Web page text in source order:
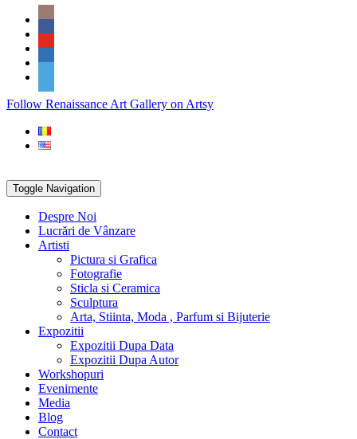
Skip
content
Social
Icons
PARTENER
Follow Renaissance Art Gallery on Artsy
Toggle Navigation
Despre Noi
Lucrări de Vânzare
Artisti
Pictura si Grafica
Fotografie
Sticla si Ceramica
Sculptura
Arta, Stiinta, Moda , Parfum si Bijuterie
Expozitii
Expozitii Dupa Data
Expozitii Dupa Autor
Workshopuri
Evenimente
Media
Blog
Contact